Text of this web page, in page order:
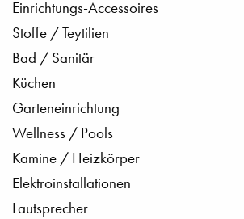
Einrichtungs-Accessoires
Stoffe / Teytilien
Bad / Sanitär
Küchen
Garteneinrichtung
Wellness / Pools
Kamine / Heizkörper
Elektroinstallationen
Lautsprecher